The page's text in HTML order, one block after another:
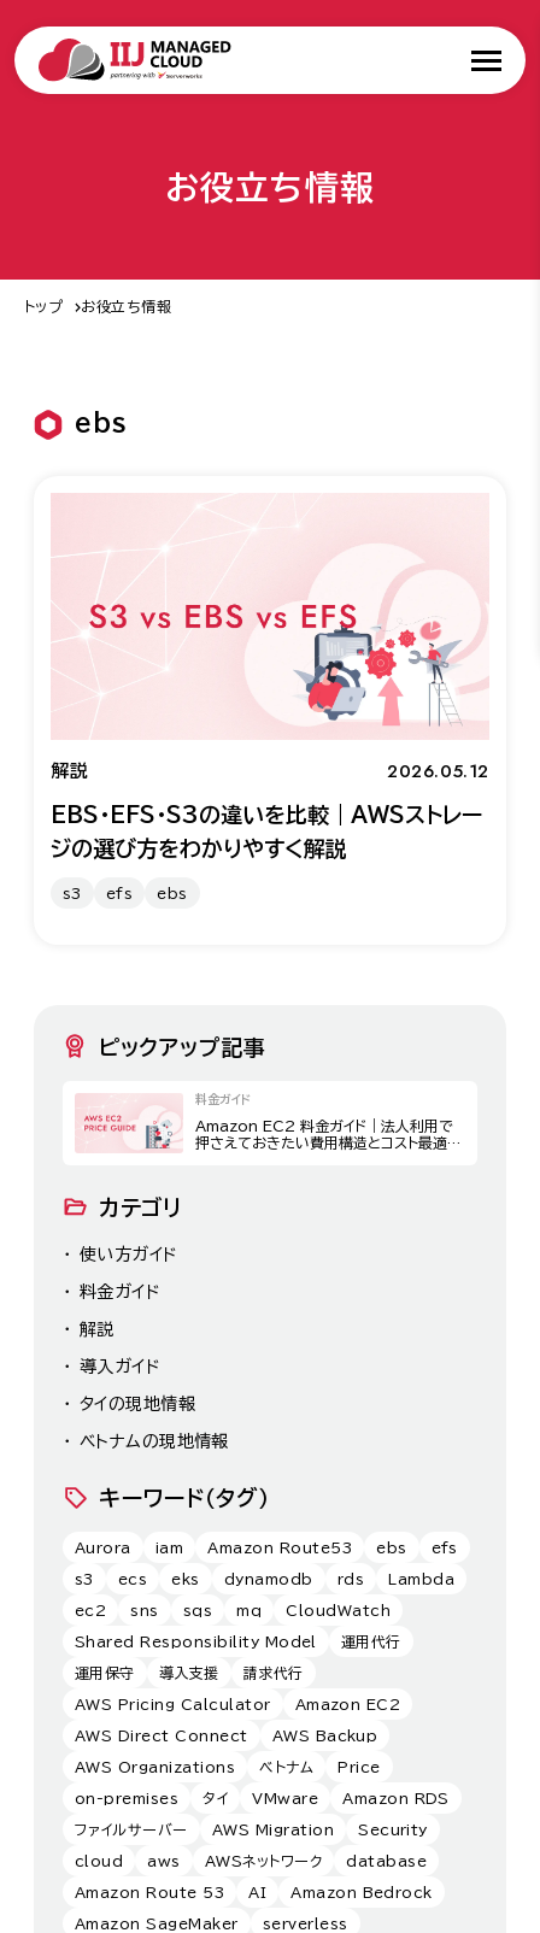
お役立ち情報
トップ お役立ち情報
ebs
解説 2026.05.12
EBS・EFS・S3の違いを比較｜AWSストレー
ジの選び方をわかりやすく解説
s3 efs ebs
ピックアップ記事
料金ガイド
Amazon EC2 料金ガイド｜法人利用で
押さえておきたい費用構造とコスト最適化
カテゴリ
使い方ガイド
料金ガイド
解説
導入ガイド
タイの現地情報
ベトナムの現地情報
キーワード（タグ）
Aurora iam Amazon Route53 ebs efs
s3 ecs eks dynamodb rds Lambda
ec2 sns sqs mq CloudWatch
Shared Responsibility Model 運用代行
運用保守 導入支援 請求代行
AWS Pricing Calculator Amazon EC2
AWS Direct Connect AWS Backup
AWS Organizations ベトナム Price
on-premises タイ VMware Amazon RDS
ファイルサーバー AWS Migration Security
cloud aws AWSネットワーク database
Amazon Route 53 AI Amazon Bedrock
Amazon SageMaker serverless